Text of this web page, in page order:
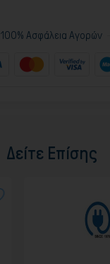
100% Ασφάλεια Αγορών
Δείτε Επίσης